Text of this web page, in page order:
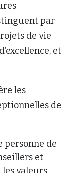
par
de vie
et
les
de
personne de
et
valeurs